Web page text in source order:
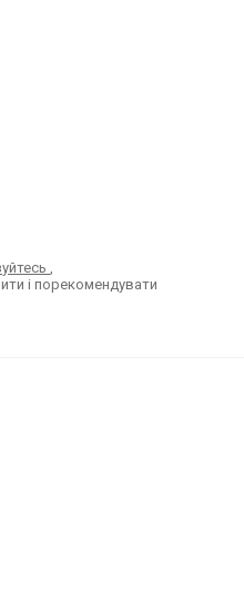
,
і порекомендувати